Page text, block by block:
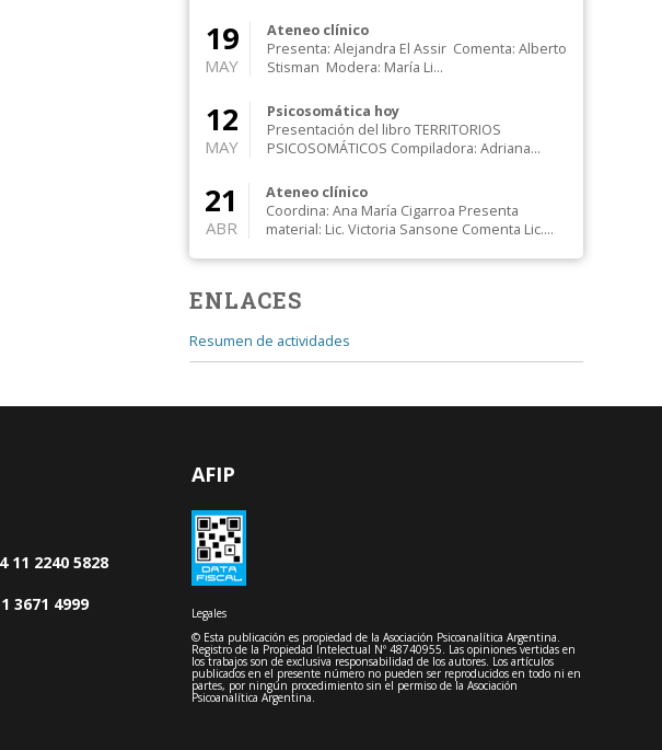
19
MAY
Ateneo clínico
Presenta: Alejandra El Assir Comenta: Alberto
Stisman Modera: María Li...
12
MAY
Psicosomática hoy
Presentación del libro TERRITORIOS
PSICOSOMÁTICOS Compiladora: Adriana
21
ABR
Ateneo clínico
Coordina: Ana María Cigarroa Presenta
material: Lic. Victoria Sansone Comenta Lic.
ENLACES
Resumen de actividades
11 2240 5828
3671 4999
AFIP
Legales
© Esta publicación es propiedad de la Asociación Psicoanalítica Argentina.
Registro de la Propiedad Intelectual Nº 48740955. Las opiniones vertidas en
los trabajos son de exclusiva responsabilidad de los autores. Los artículos
publicados en el presente número no pueden ser reproducidos en todo ni en
partes, por ningún procedimiento sin el permiso de la Asociación
Psicoanalítica Argentina.